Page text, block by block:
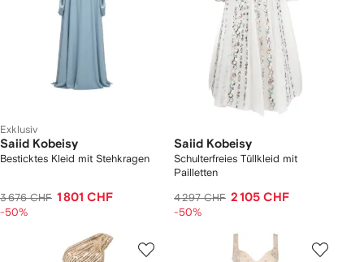
Exklusiv
Saiid Kobeisy
Besticktes Kleid mit Stehkragen
3 676 CHF 1 801 CHF
-50%
Saiid Kobeisy
Schulterfreies Tüllkleid mit
Pailletten
4 297 CHF 2 105 CHF
-50%